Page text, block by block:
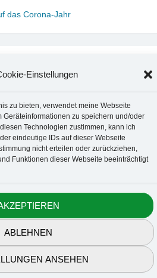
Einstellungen
zu bieten, verwendet meine Webseite
Geräteinformationen zu speichern und/oder
Technologien zustimmen, kann ich
eindeutige IDs auf dieser Webseite
nicht erteilen oder zurückziehen,
Funktionen dieser Webseite beeinträchtigt
ABLEHNEN
ANSEHEN
das Corona-Jahr
Panel: Format von Datum und
Musik-Portrait Nr. 1: Les Assoiffés
PETER. All rights reserved.